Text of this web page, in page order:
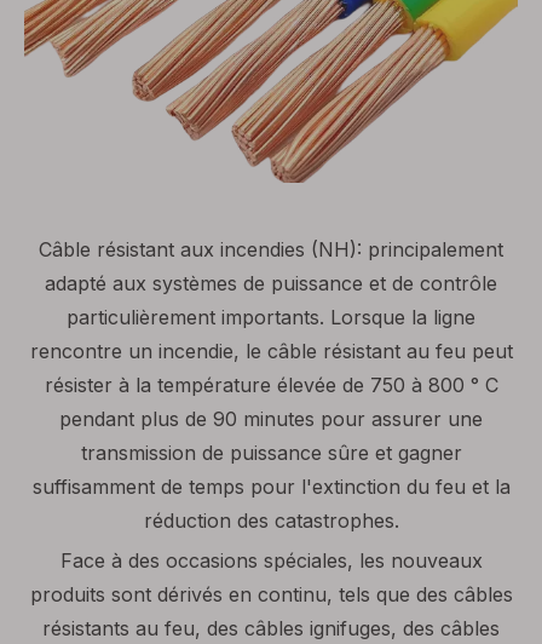
Câble résistant aux incendies (NH): principalement
adapté aux systèmes de puissance et de contrôle
particulièrement importants. Lorsque la ligne
rencontre un incendie, le câble résistant au feu peut
résister à la température élevée de 750 à 800 ° C
pendant plus de 90 minutes pour assurer une
transmission de puissance sûre et gagner
suffisamment de temps pour l'extinction du feu et la
réduction des catastrophes.
Face à des occasions spéciales, les nouveaux
produits sont dérivés en continu, tels que des câbles
résistants au feu, des câbles ignifuges, des câbles